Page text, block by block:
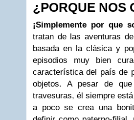
¿PORQUE NOS
¡Simplemente por que
tratan de las aventuras
basada en la clásica y
episodios muy bien
característica del país de
objetos. A pesar de
travesuras, él siempre
a poco se crea una